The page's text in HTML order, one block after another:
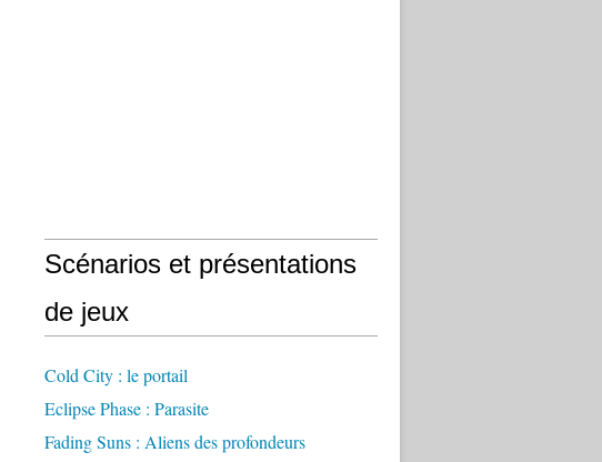
Scénarios et présentations
de jeux
Cold City : le portail
Eclipse Phase : Parasite
Fading Suns : Aliens des profondeurs